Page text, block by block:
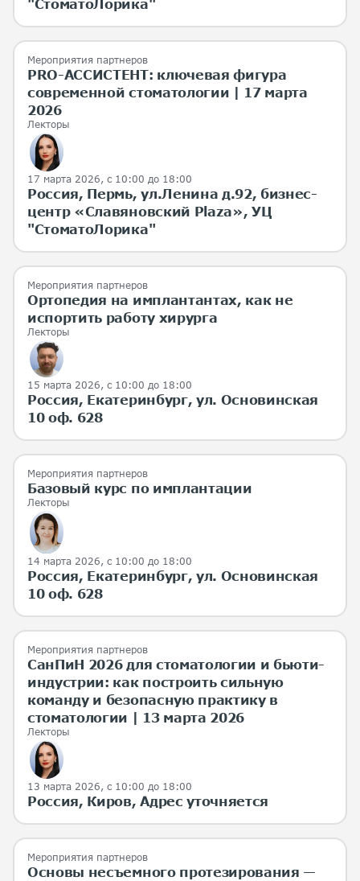
"СтоматоЛорика"
Мероприятия партнеров
PRO-АССИСТЕНТ: ключевая фигура
современной стоматологии | 17 марта
2026
Лекторы
17 марта 2026, с 10:00 до 18:00
Россия, Пермь, ул.Ленина д.92, бизнес-
центр «Славяновский Plaza», УЦ
"СтоматоЛорика"
Мероприятия партнеров
Ортопедия на имплантантах, как не
испортить работу хирурга
Лекторы
15 марта 2026, с 10:00 до 18:00
Россия, Екатеринбург, ул. Основинская
10 оф. 628
Мероприятия партнеров
Базовый курс по имплантации
Лекторы
14 марта 2026, с 10:00 до 18:00
Россия, Екатеринбург, ул. Основинская
10 оф. 628
Мероприятия партнеров
СанПиН 2026 для стоматологии и бьюти-
индустрии: как построить сильную
команду и безопасную практику в
стоматологии | 13 марта 2026
Лекторы
13 марта 2026, с 10:00 до 18:00
Россия, Киров, Адрес уточняется
Мероприятия партнеров
Основы несъемного протезирования —